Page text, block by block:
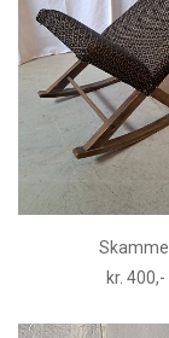
Skammel
kr. 400,-